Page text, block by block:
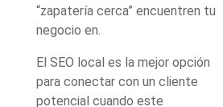
“zapatería cerca” encuentren tu
negocio en
El SEO local es la mejor opción
para conectar con un cliente
potencial cuando este